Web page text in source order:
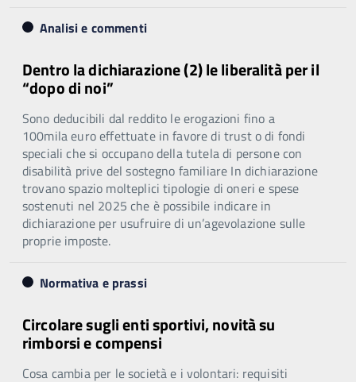
Analisi e commenti
Dentro la dichiarazione (2) le liberalità per il
“dopo di noi”
Sono deducibili dal reddito le erogazioni fino a
100mila euro effettuate in favore di trust o di fondi
speciali che si occupano della tutela di persone con
disabilità prive del sostegno familiare In dichiarazione
trovano spazio molteplici tipologie di oneri e spese
sostenuti nel 2025 che è possibile indicare in
dichiarazione per usufruire di un’agevolazione sulle
proprie imposte.
Normativa e prassi
Circolare sugli enti sportivi, novità su
rimborsi e compensi
Cosa cambia per le società e i volontari: requisiti